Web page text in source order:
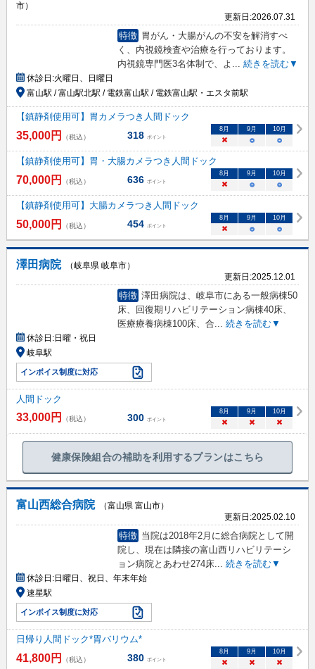
市）
更新日:2026.07.31
特徴 胃がん・大腸がんの不安を解消すべ
く、内視鏡検査や治療を行っております。
内視鏡専門医3名体制で、よ ... 続きを読む▼
休診日:火曜日、日曜日
富山駅 / 富山駅北駅 / 電鉄富山駅 / 電鉄富山駅・エスタ前駅
【鎮静剤使用可】胃カメラつき人間ドック
35,000円 （税込） 318 ポイント
8月 9月 10月
× ○ ○
【鎮静剤使用可】胃・大腸カメラつき人間ドック
70,000円 （税込） 636 ポイント
8月 9月 10月
× ○ ○
【鎮静剤使用可】大腸カメラつき人間ドック
50,000円 （税込） 454 ポイント
8月 9月 10月
× ○ ○
澤田病院
（岐阜県 岐阜市）
更新日:2025.12.01
特徴 澤田病院は、岐阜市にある一般病棟50
床、回復期リハビリテーション病棟40床、
医療療養病棟100床、合... 続きを読む▼
休診日:日曜・祝日
岐阜駅
インボイス制度に対応
人間ドック
33,000円 （税込） 300 ポイント
8 月 9 月 10月
× × ×
健康保険組合の補助を利用するプランはこちら
富山西総合病院
（富山県 富山市）
更新日:2025.02.10
特徴 当院は2018年2月に総合病院として開
院し、現在は隣接の富山西リハビリテーシ
ョン病院とあわせ274床... 続きを読む▼
休診日:日曜日、祝日、年末年始
速星駅
インボイス制度に対応
日帰り人間ドック*胃バリウム*
41,800円 （税込） 380 ポイント
8月 9月 10月
× × ×